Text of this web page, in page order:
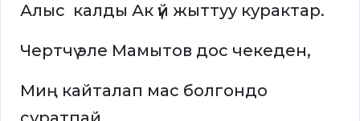
Алыс калды Ак үй жыттуу курактар.
Чертчү эле Мамытов дос чекеден,
Миң кайталап мас болгондо